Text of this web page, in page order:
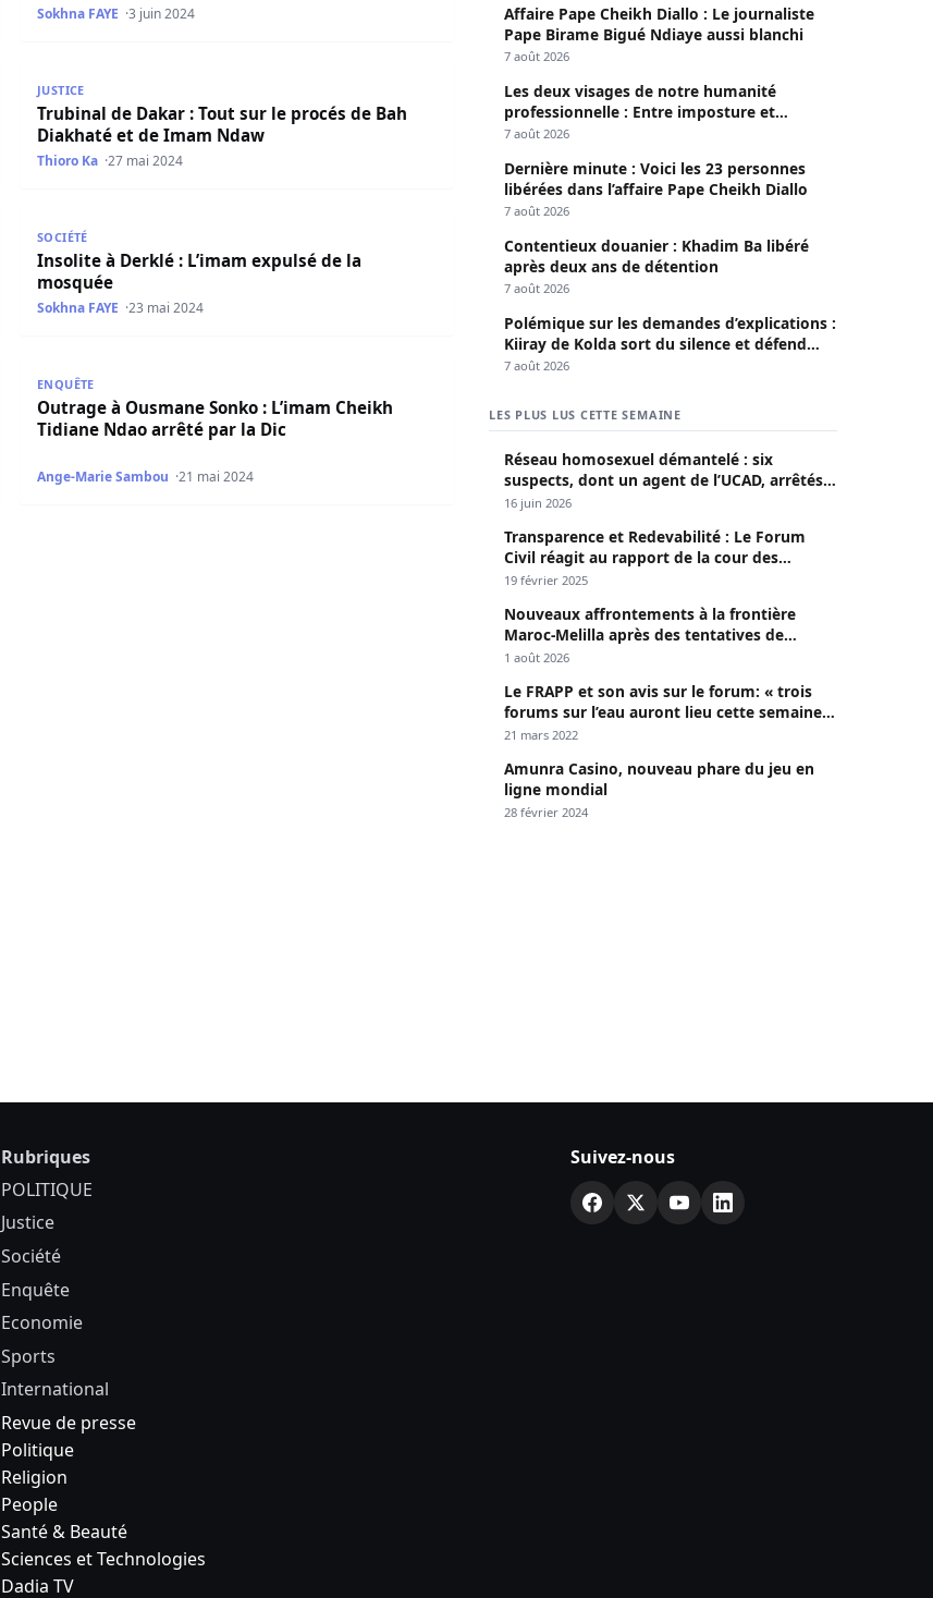
Sokhna FAYE 3 juin 2024
JUSTICE
Trubinal de Dakar : Tout sur le procés de Bah
Diakhaté et de Imam Ndaw
Thioro Ka 27 mai 2024
SOCIÉTÉ
Insolite à Derklé : L’imam expulsé de la
mosquée
Sokhna FAYE 23 mai 2024
Outrage à Ousmane Sonko : L’imam Cheikh Tidiane Ndao arrêté par la Dic
ENQUÊTE
Outrage à Ousmane Sonko : L’imam Cheikh
Tidiane Ndao arrêté par la Dic
Ange-Marie Sambou 21 mai 2024
Affaire Pape Cheikh Diallo : Le journaliste
Pape Birame Bigué Ndiaye aussi blanchi
7 août 2026
Les deux visages de notre humanité
professionnelle : Entre imposture et
héroïsme silencieux (Par Pr Moussa Seydi)
7 août 2026
Dernière minute : Voici les 23 personnes
libérées dans l’affaire Pape Cheikh Diallo
7 août 2026
Contentieux douanier : Khadim Ba libéré
après deux ans de détention
7 août 2026
Polémique sur les demandes d’explications :
Kiiray de Kolda sort du silence et défend
Mamadou Lamine Dianté
7 août 2026
LES PLUS LUS CETTE SEMAINE
Réseau homosexuel démantelé : six
suspects, dont un agent de l’UCAD, arrêtés à
Keur Massar ; l’un avoue avoir propagé le
16 juin 2026
Transparence et Redevabilité : Le Forum
Civil réagit au rapport de la cour des
comptes
19 février 2025
Nouveaux affrontements à la frontière
Maroc-Melilla après des tentatives de
passage
1 août 2026
Le FRAPP et son avis sur le forum: « trois
forums sur l’eau auront lieu cette semaine à
Dakar »
21 mars 2022
Amunra Casino, nouveau phare du jeu en
ligne mondial
28 février 2024
Rubriques
POLITIQUE
Justice
Société
Enquête
Economie
Sports
International
Revue de presse
Politique
Religion
People
Santé & Beauté
Sciences et Technologies
Dadia TV
Suivez-nous